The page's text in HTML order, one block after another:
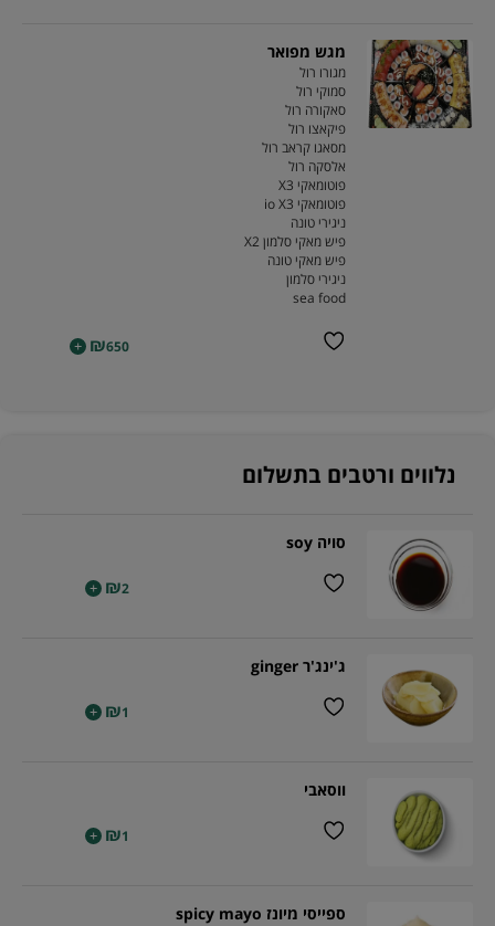
מגש מפואר
מגורו רול
סמוקי רול
סאקורה רול
פיקאצו רול
מסאגו קראב רול
אלסקה רול
פוטומאקי X3
פוטומאקי io X3
ניגירי טונה
פיש מאקי סלמון X2
פיש מאקי טונה
ניגירי סלמון
sea food
₪650
+
נלווים ורטבים בתשלום
סויה soy
₪2
+
ג'ינג'ר ginger
₪1
+
ווסאבי
₪1
+
ספייסי מיונז spicy mayo